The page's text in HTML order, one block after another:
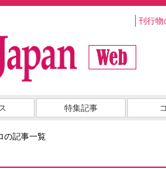
刊行物
特集記事
の記事一覧